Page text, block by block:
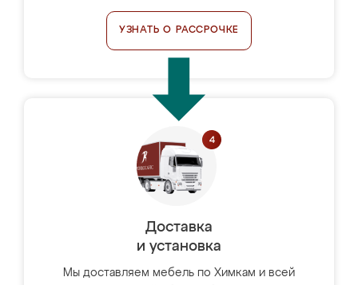
УЗНАТЬ О РАССРОЧКЕ
Доставка
и установка
Мы доставляем мебель по Химкам и всей